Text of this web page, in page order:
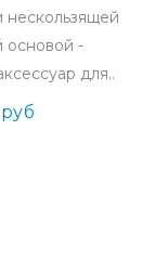
нескользящей
основой -
для..